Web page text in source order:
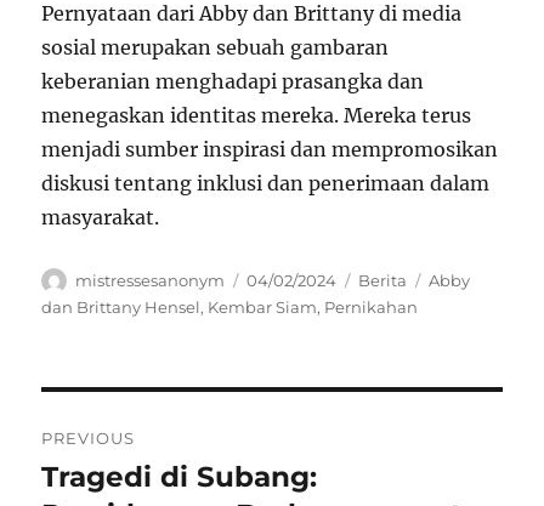
Pernyataan dari Abby dan Brittany di media
sosial merupakan sebuah gambaran
keberanian menghadapi prasangka dan
menegaskan identitas mereka. Mereka terus
menjadi sumber inspirasi dan mempromosikan
diskusi tentang inklusi dan penerimaan dalam
masyarakat.
Author
mistressesanonym
Posted
on
04/02/2024 Categories
Berita Tags
Abby
dan Brittany Hensel, Kembar Siam, Pernikahan
pos
PREVIOUS
Previous
Tragedi di Subang: